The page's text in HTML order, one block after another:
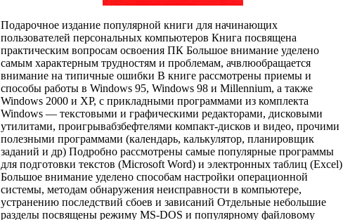
Подарочное издание популярной книги для начинающих
пользователей персональных компьютеров Книга посвящена
практическим вопросам освоения ПК Большое внимание уделено
самым характерным трудностям и проблемам, ачвлюобращается
внимание на типичные ошибки В книге рассмотрены приемы и
способы работы в Windows 95, Windows 98 и Millennium, а также
Windows 2000 и XP, с прикладными программами из комплекта
Windows — текстовыми и графическими редакторами, дисковыми
утилитами, проигрывабзбефтелями компакт-дисков и видео, прочими
полезными программами (календарь, калькулятор, планировщик
заданий и др) Подробно рассмотрены самые популярные программы
для подготовки текстов (Microsoft Word) и электронных таблиц (Excel)
Большое внимание уделено способам настройки операционной
системы, методам обнаружения неисправности в компьютере,
устранению последствий сбоев и зависаний Отдельные небольшие
разделы посвящены режиму MS-DOS и популярному файловому